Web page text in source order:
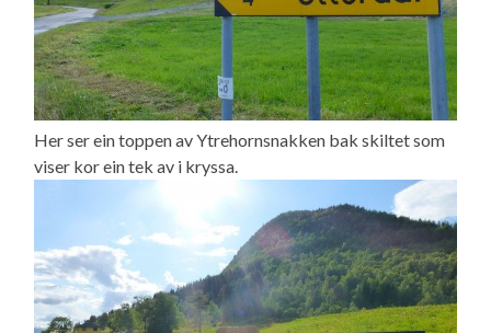
Her ser ein toppen av Ytrehornsnakken bak skiltet som
viser kor ein tek av i kryssa.